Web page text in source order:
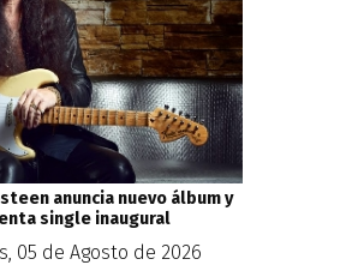
anuncia nuevo álbum y
single inaugural
05 de Agosto de 2026